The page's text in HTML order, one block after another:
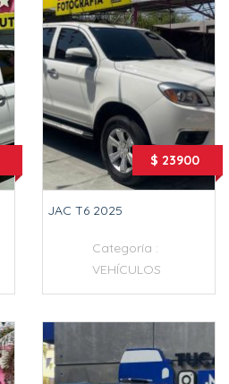
$ 23900
JAC T6 2025
Categoría :
VEHÍCULOS